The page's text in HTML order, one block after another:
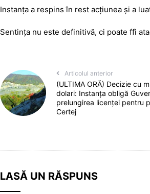
Instanța a respins în rest acțiunea și a
Sentința nu este definitivă, ci poate ffi
Articolul anterior
(ULTIMA ORĂ) Decizie cu
dolari: Instanța obligă
prelungirea licenței pentru
Certej
LASĂ UN RĂSPUNS